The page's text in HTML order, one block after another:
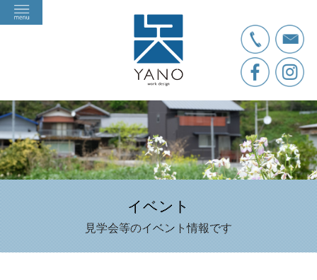
イベント
見学会等のイベント情報です